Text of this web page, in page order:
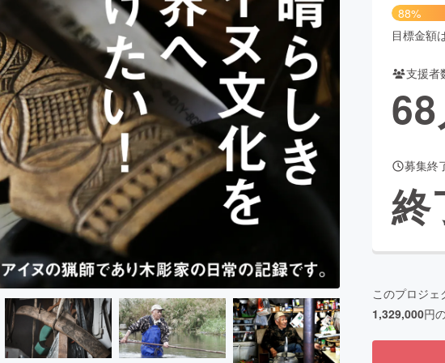
書籍・雑誌出版
チャレンジ ビューティー・ヘルスケ
CAMPFIRE for Social Good
CAMPFIRE Creation
CAMPFIREふるさと納税
88%
目標金額
支援者
68
募集終
終
このプロジェ
1,329,000円